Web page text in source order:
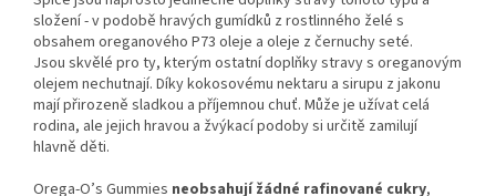
složení - v podobě hravých gumídků z rostlinného želé s
obsahem oreganového P73 oleje a oleje z černuchy seté.
Jsou skvělé pro ty, kterým ostatní doplňky stravy s oreganovým
olejem nechutnají. Díky kokosovému nektaru a sirupu z jakonu
mají přirozeně sladkou a příjemnou chuť. Může je užívat celá
rodina, ale jejich hravou a žvýkací podoby si určitě zamilují
hlavně děti.
Orega-O’s Gummies neobsahují žádné rafinované cukry,